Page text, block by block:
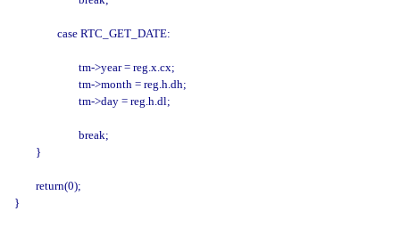
                case RTC_GET_DATE:
                        tm->year = reg.x.cx;
                        tm->month = reg.h.dh;
                        tm->day = reg.h.dl;
                        break;
        }
        return(0);
}